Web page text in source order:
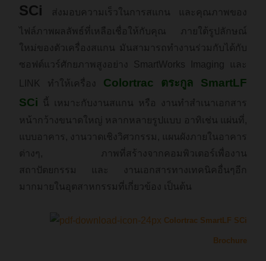
SCi
ส่งมอบความเร็วในการสแกน และคุณภาพของ
ไฟล์ภาพผลลัพธ์ที่เหลือเชื่อให้กับคุณ ภายใต้รูปลักษณ์
ใหม่ของตัวเครื่องสแกน มันสามารถทำงานร่วมกับได้กับ
ซอฟต์แวร์ศักยภาพสูงอย่าง SmartWorks Imaging และ
LINK ทำให้เครื่อง Colortrac ตระกูล SmartLF
SCi นี้ เหมาะกับงานสแกน หรือ งานทำสำเนาเอกสาร
หน้ากว้างขนาดใหญ่ หลากหลายรูปแบบ อาทิเช่น แผ่นที่,
แบบอาคาร, งานวาดเชิงวิศวกรรม, แผนผังภายในอาคาร
ต่างๆ, ภาพที่สร้างจากคอมพิวเตอร์เพื่องาน
สถาปัตยกรรม และ งานเอกสารทางเทคนิคอื่นๆอีก
มากมายในอุตสาหกรรมที่เกี่ยวข้อง เป็นต้น
Colortrac SmartLF SCi
Brochure